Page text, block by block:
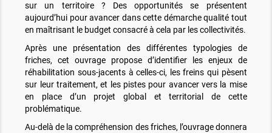
sur un territoire ? Des opportunités se présentent
aujourd’hui pour avancer dans cette démarche qualité tout
en maîtrisant le budget consacré à cela par les collectivités.
Après une présentation des différentes typologies de
friches, cet ouvrage propose d’identifier les enjeux de
réhabilitation sous-jacents à celles-ci, les freins qui pèsent
sur leur traitement, et les pistes pour avancer vers la mise
en place d’un projet global et territorial de cette
problématique.
Au-delà de la compréhension des friches, l’ouvrage donnera